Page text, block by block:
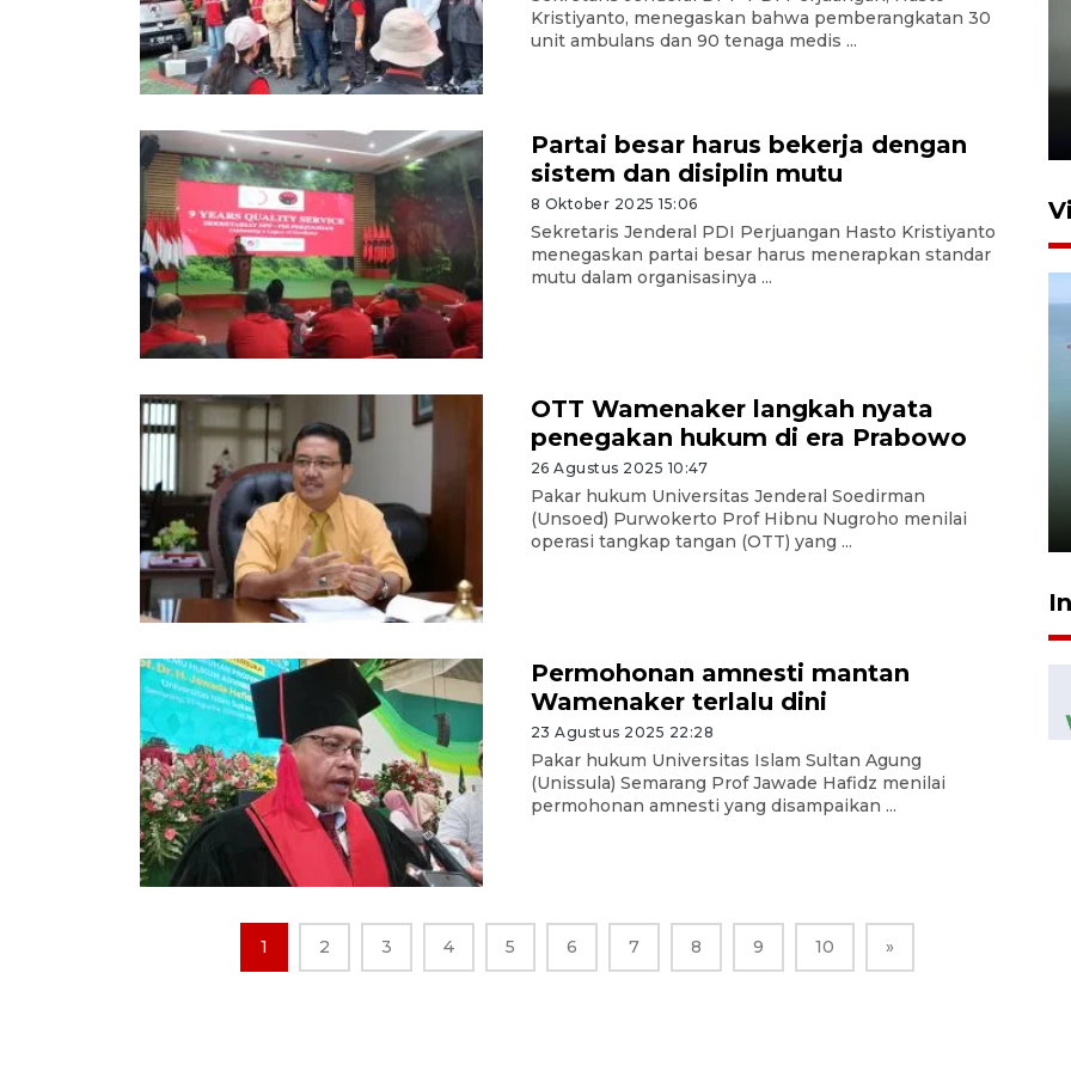
Kristiyanto, menegaskan bahwa pemberangkatan 30
unit ambulans dan 90 tenaga medis ...
Partai besar harus bekerja dengan
sistem dan disiplin mutu
8 Oktober 2025 15:06
Sekretaris Jenderal PDI Perjuangan Hasto Kristiyanto
menegaskan partai besar harus menerapkan standar
mutu dalam organisasinya ...
OTT Wamenaker langkah nyata
penegakan hukum di era Prabowo
26 Agustus 2025 10:47
Pakar hukum Universitas Jenderal Soedirman
(Unsoed) Purwokerto Prof Hibnu Nugroho menilai
operasi tangkap tangan (OTT) yang ...
Permohonan amnesti mantan
Wamenaker terlalu dini
23 Agustus 2025 22:28
Pakar hukum Universitas Islam Sultan Agung
(Unissula) Semarang Prof Jawade Hafidz menilai
permohonan amnesti yang disampaikan ...
1 2 3 4 5 6 7 8 9 10 »
Optimalkan aset negara,
Bulog luncurkan kawasan
bisnis di Pontianak
22 Juli 2026 17:09